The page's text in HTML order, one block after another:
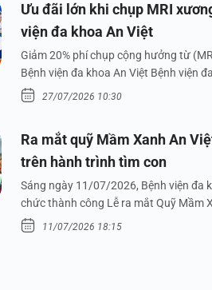
Ưu đãi lớn khi chụp MRI
viện đa khoa An Việt
Giảm 20% phí chụp cộng hưởng từ
Bệnh viện đa khoa An Việt Bệnh viện
27/07/2026 10:30
Ra mắt quỹ Mầm Xanh An
trên hành trình tìm con
Sáng ngày 11/07/2026, Bệnh viện đa
chức thành công Lễ ra mắt Quỹ Mầm
11/07/2026 18:15